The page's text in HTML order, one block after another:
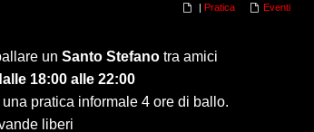
Eventi
| Pratica
un Santo Stefanotra amici
18:00 alle 22:00
pratica informale 4 ore di ballo.
liberi